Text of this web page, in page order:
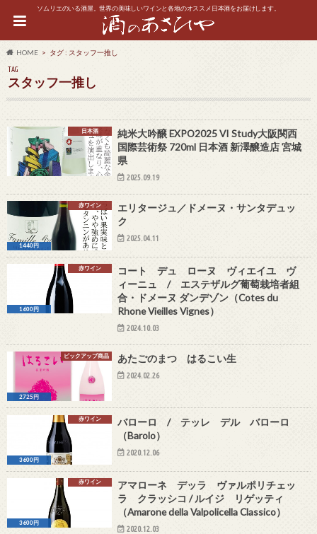
ソムリエのいる酒屋。世界の美味しいワインと各地のオススメ日本酒をお届けします。
HOME タグ : スタッフ一推し
TAG
スタッフ一推し
日本酒
純米大吟醸 EXPO2025 VI Study大阪関西
国際芸術祭 720ml 日本酒 新澤醸造店 宮城
県
2025.09.19
赤ワイン
1440円
エリタージュ／ドメーヌ・サンタデュッ
ク
2025.04.11
赤ワイン
1600円
コート デュ ローヌ ヴィエイユ ヴ
ィーニュ / エステザルグ葡萄栽培者組
合・ドメーヌ ダンデゾン（Cotes du
Rhone Vieilles Vignes）
2024.10.03
ピックアップ商品
2725円
あたごのまつ はるこい生
2024.02.26
赤ワイン
3600円
バローロ / テッレ デル バローロ
（Barolo）
2020.12.06
赤ワイン
3600円
アマローネ デッラ ヴァルポリチェッ
ラ クラッシコ / ルイジ リゲッティ
（Amarone della Valpolicella Classico）
2020.12.03